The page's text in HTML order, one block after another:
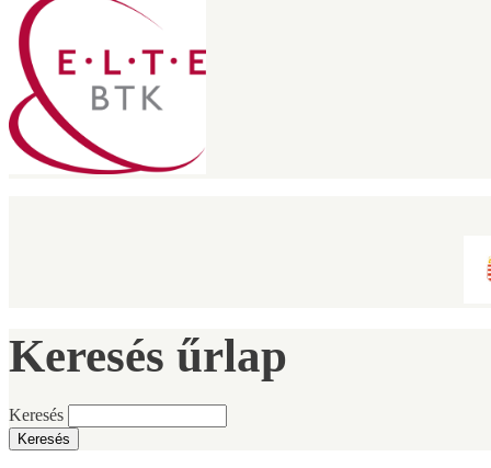
Keresés űrlap
Keresés